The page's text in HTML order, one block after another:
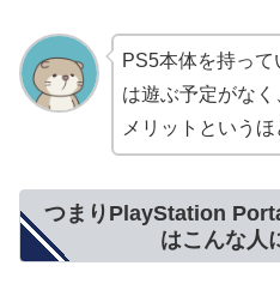
PS5本体を持っ
は遊ぶ予定がな
メリットというほ
つまりPlayStation
はこんな人